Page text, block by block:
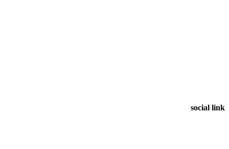
social link